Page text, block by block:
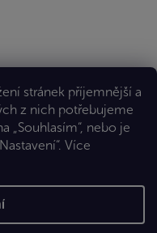
stránek příjemnější a
z nich potřebujeme
„Souhlasím“, nebo je
Více
Premium